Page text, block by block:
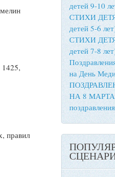
1425,
правил
детей 9-10
СТИХИ
детей 5-6
СТИХИ
детей 7-8
на День
НА 8 МАРТА